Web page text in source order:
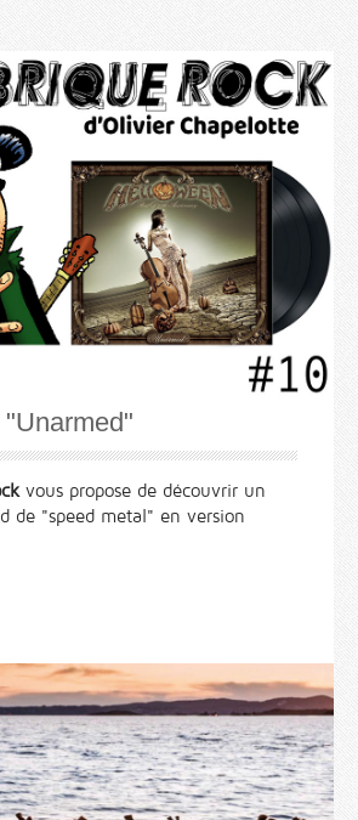
vous propose de découvrir un
de "speed metal" en version